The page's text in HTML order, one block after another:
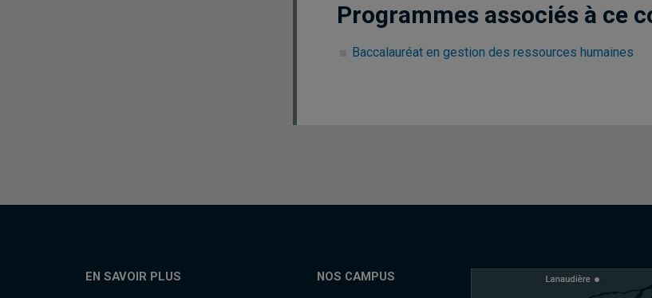
Programmes associés à ce
Baccalauréat en gestion des ressources humaines
EN SAVOIR PLUS NOS CAMPUS